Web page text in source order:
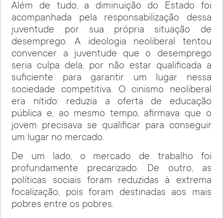
Além de tudo, a diminuição do Estado foi
acompanhada pela responsabilização dessa
juventude por sua própria situação de
desemprego. A ideologia neoliberal tentou
convencer a juventude que o desemprego
seria culpa dela, por não estar qualificada a
suficiente para garantir um lugar nessa
sociedade competitiva. O cinismo neoliberal
era nítido: reduzia a oferta de educação
pública e, ao mesmo tempo, afirmava que o
jovem precisava se qualificar para conseguir
um lugar no mercado.
De um lado, o mercado de trabalho foi
profundamente precarizado. De outro, as
políticas sociais foram reduzidas à extrema
focalização, pois foram destinadas aos mais
pobres entre os pobres.